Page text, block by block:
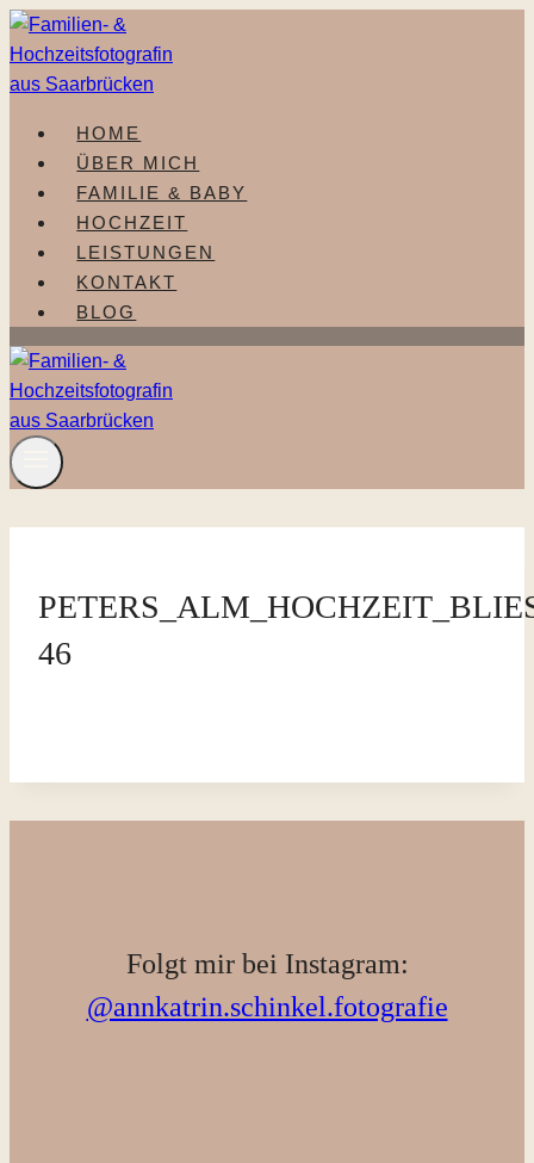
Zum
Inhalt
springen
HOME
ÜBER MICH
FAMILIE & BABY
HOCHZEIT
LEISTUNGEN
KONTAKT
BLOG
46
Folgt mir bei Instagram:
@annkatrin.schinkel.fotografie